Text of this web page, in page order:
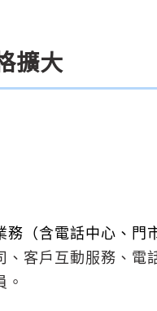
擴大
務（含電話中心、
客戶互動服務、